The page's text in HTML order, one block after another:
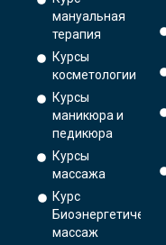
мануальная
терапия
Курсы
косметологии
Курсы
маникюра и
педикюра
Курсы
массажа
Курс
Биоэнергетический
массаж